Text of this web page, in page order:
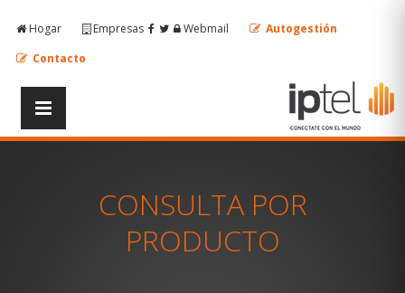
Hogar Empresas Webmail
Autogestión
Contacto
CONSULTA POR
PRODUCTO